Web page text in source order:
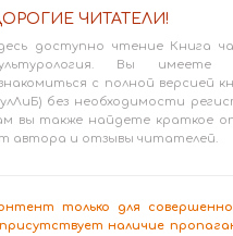
ЧИТАТЕЛИ!
доступно чтение Книга
Вы имеете
с полной версией
без необходимости
вы также найдете краткое
автора и отзывы читателей.
только для
наличие